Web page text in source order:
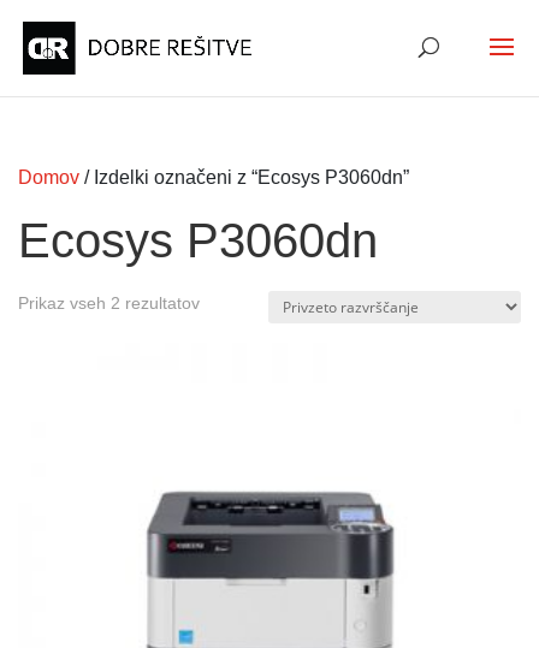
Domov / Izdelki označeni z “Ecosys P3060dn”
Ecosys P3060dn
Prikaz vseh 2 rezultatov